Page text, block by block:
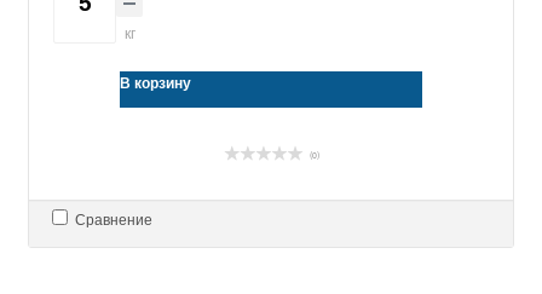
кг
В корзину
(0)
Сравнение